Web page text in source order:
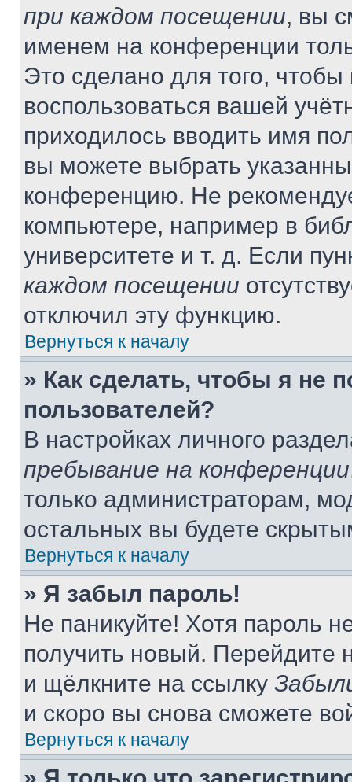
при каждом посещении, вы
именем на конференции
Это сделано для того, чтобы
воспользоваться вашей
приходилось вводить имя
вы можете выбрать
конференцию. Не
компьютере, например в
университете и т. д. Если
каждом посещении
отключил эту функцию.
Вернуться к началу
» Как сделать, чтобы я не
пользователей?
В настройках личного
пребывание на конференции
только администраторам,
остальных вы будете
Вернуться к началу
» Я забыл пароль!
Не паникуйте! Хотя пароль
получить новый. Перейдите
и щёлкните на ссылку
и скоро вы снова сможете
Вернуться к началу